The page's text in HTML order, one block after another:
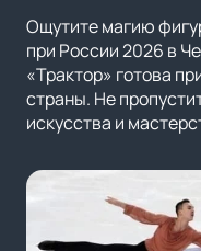
Ощутите магию
при России 2026 в
«Трактор» готова
страны. Не
искусства и